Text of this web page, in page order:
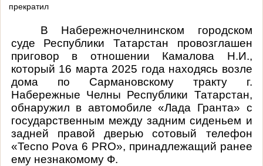
прекратил
В Набережночелнинском городском
суде Республики Татарстан провозглашен
приговор в отношении Камалова Н.И.,
который 16 марта 2025 года находясь возле
дома по Сармановскому тракту г.
Набережные Челны Республики Татарстан,
обнаружил в автомобиле «Лада Гранта» с
государственным между задним сиденьем и
задней правой дверью сотовый телефон
«Tecno Pova 6 PRO», принадлежащий ранее
ему незнакомому Ф.